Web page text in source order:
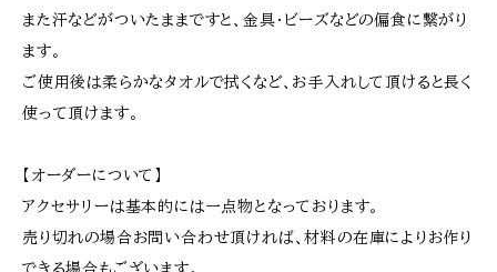
また汗などがついたままですと、金具･ビーズなどの偏食に繋がり
ます。
ご使用後は柔らかなタオルで拭くなど、お手入れして頂けると長く
使って頂けます。
【オーダーについて】
アクセサリーは基本的には一点物となっております。
売り切れの場合お問い合わせ頂ければ、材料の在庫によりお作り